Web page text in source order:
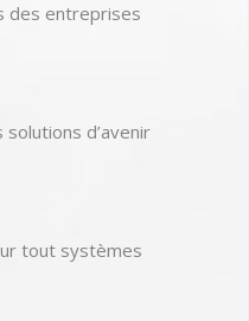
des entreprises
d’avenir
tout systèmes